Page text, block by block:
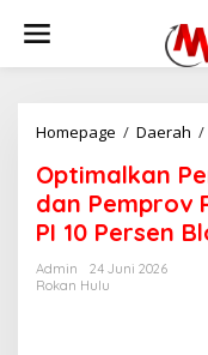
Homepage / Daerah /
Optimalkan
dan Pemprov
PI 10 Persen
Admin
24 Juni 2026
Rokan Hulu